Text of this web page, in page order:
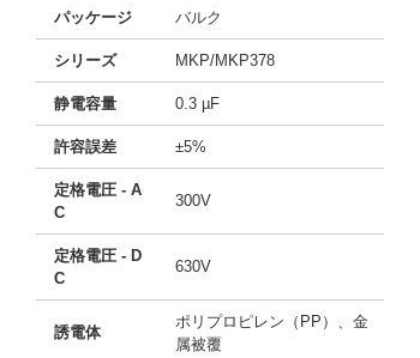
パッケージ バルク
シリーズ MKP/MKP378
静電容量 0.3 µF
許容誤差 ±5%
定格電圧 - A
C
300V
定格電圧 - D
C
630V
誘電体
ポリプロピレン（PP）、金
属被覆